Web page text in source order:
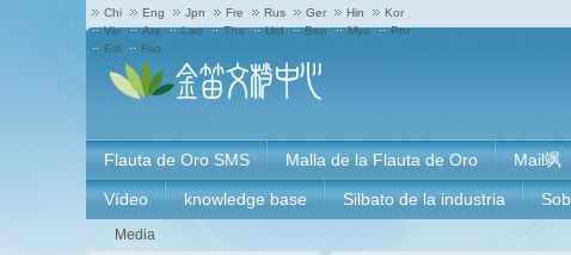
Chi Eng Jpn Fre Rus Ger Hin
Kor
Vie
Ara Lao Tha Urd Ben Mya
Por
Esl
Fas
Flauta de Oro SMS Malla de la Flauta de Oro Mail飒
Vídeo knowledge base Silbato de la industria
Media